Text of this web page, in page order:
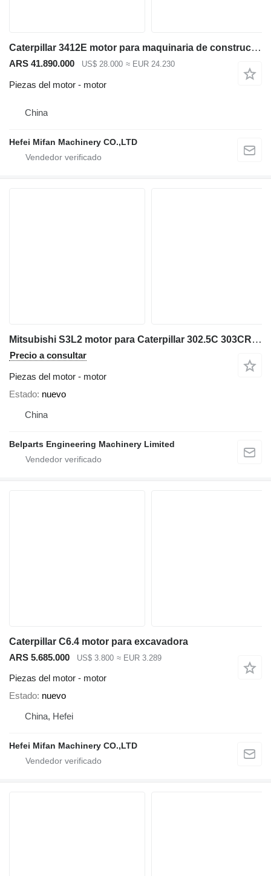
Caterpillar 3412E motor para maquinaria de construcción de carreteras
ARS 41.890.000 US$ 28.000 ≈ EUR 24.230
Piezas del motor - motor
China
Hefei Mifan Machinery CO.,LTD
Mitsubishi S3L2 motor para Caterpillar 302.5C 303CR 303SR miniexcavadora
Precio a consultar
Piezas del motor - motor
Estado nuevo
China
Belparts Engineering Machinery Limited
Caterpillar C6.4 motor para excavadora
ARS 5.685.000
US$ 3.800 ≈ EUR 3.289
Piezas del motor - motor
Estado nuevo
China, Hefei
Hefei Mifan Machinery CO.,LTD